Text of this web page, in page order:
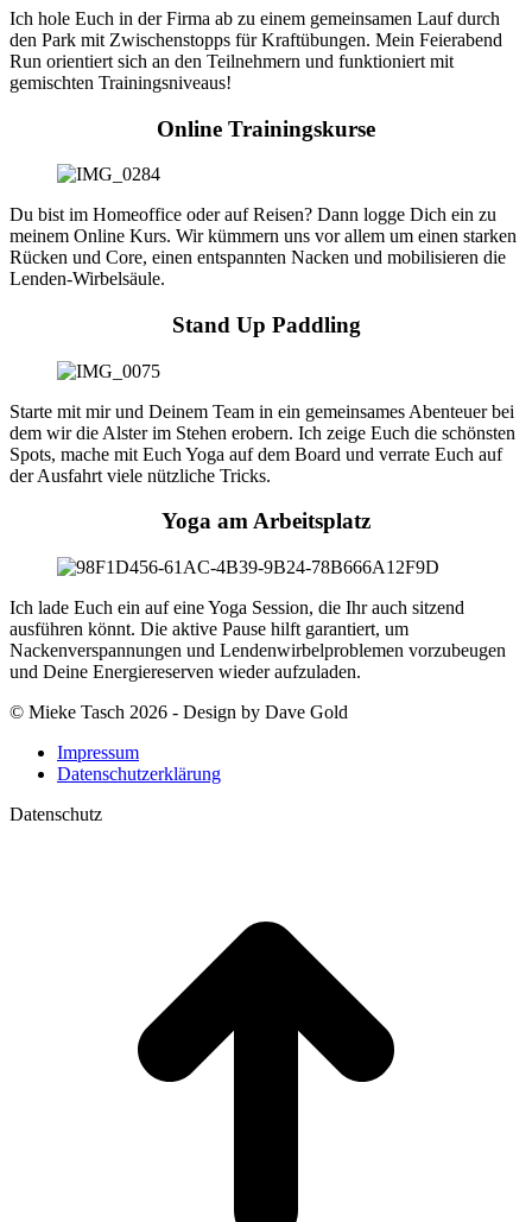
Ich hole Euch in der Firma ab zu einem gemeinsamen Lauf durch
den Park mit Zwischenstopps für Kraftübungen. Mein Feierabend
Run orientiert sich an den Teilnehmern und funktioniert mit
gemischten Trainingsniveaus!
Online Trainingskurse
Du bist im Homeoffice oder auf Reisen? Dann logge Dich ein zu
meinem Online Kurs. Wir kümmern uns vor allem um einen starken
Rücken und Core, einen entspannten Nacken und mobilisieren die
Lenden-Wirbelsäule.
Stand Up Paddling
Starte mit mir und Deinem Team in ein gemeinsames Abenteuer bei
dem wir die Alster im Stehen erobern. Ich zeige Euch die schönsten
Spots, mache mit Euch Yoga auf dem Board und verrate Euch auf
der Ausfahrt viele nützliche Tricks.
Yoga am Arbeitsplatz
Ich lade Euch ein auf eine Yoga Session, die Ihr auch sitzend
ausführen könnt. Die aktive Pause hilft garantiert, um
Nackenverspannungen und Lendenwirbelproblemen vorzubeugen
und Deine Energiereserven wieder aufzuladen.
© Mieke Tasch 2026 - Design by Dave Gold
Impressum
Datenschutzerklärung
Datenschutz